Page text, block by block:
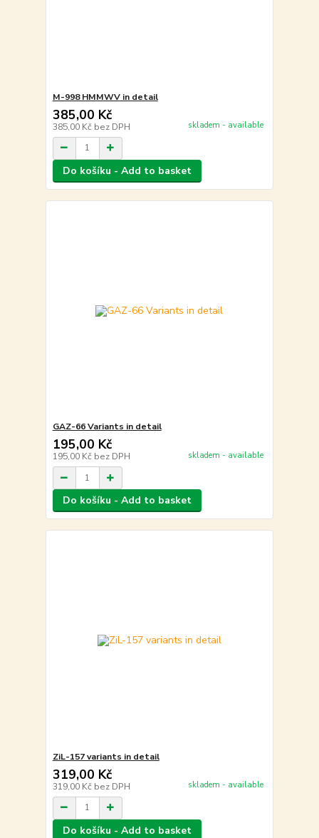
M-998 HMMWV in detail
385,00 Kč
385,00 Kč bez DPH skladem - available
Do košíku - Add to basket
GAZ-66 Variants in detail
195,00 Kč
195,00 Kč bez DPH skladem - available
Do košíku - Add to basket
ZiL-157 variants in detail
319,00 Kč
319,00 Kč bez DPH skladem - available
Do košíku - Add to basket